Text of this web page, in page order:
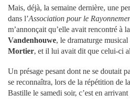
Mais, déjà, la semaine dernière, une
dans l’Association pour le
m’annonçait qu’elle avait rencontré à
Vandenhouwe, le dramaturge
Mortier, et il lui avait dit que celui-ci
Un présage pesant dont ne se doutait
se reconnaîtra, lors de la répétition de la
Bastille le samedi soir, c’est en